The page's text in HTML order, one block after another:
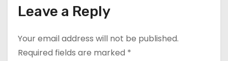
Leave a Reply
Your email address will not be published.
Required fields are marked *